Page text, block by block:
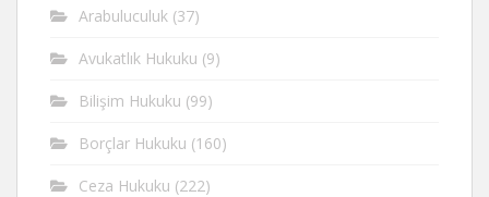
Arabuluculuk (37)
Avukatlık Hukuku (9)
Bilişim Hukuku (99)
Borçlar Hukuku (160)
Ceza Hukuku (222)